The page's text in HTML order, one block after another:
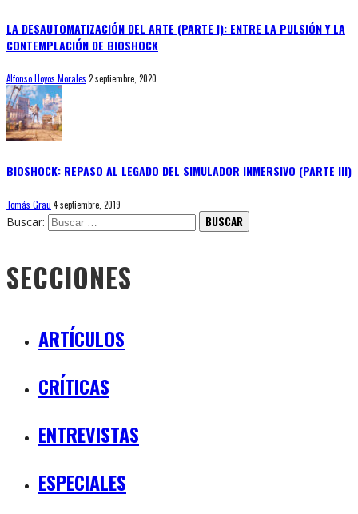
LA DESAUTOMATIZACIÓN DEL ARTE (PARTE I): ENTRE LA PULSIÓN Y LA
CONTEMPLACIÓN DE BIOSHOCK
Alfonso Hoyos Morales 2 septiembre, 2020
BIOSHOCK: REPASO AL LEGADO DEL SIMULADOR INMERSIVO (PARTE III)
Tomás Grau 4 septiembre, 2019
Buscar:
SECCIONES
ARTÍCULOS
CRÍTICAS
ENTREVISTAS
ESPECIALES